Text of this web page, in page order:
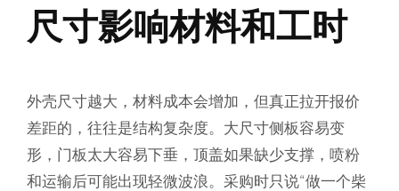
尺寸影响材料和工时
外壳尺寸越大，材料成本会增加，但真正拉开报价
差距的，往往是结构复杂度。大尺寸侧板容易变
形，门板太大容易下垂，顶盖如果缺少支撑，喷粉
和运输后可能出现轻微波浪。采购时只说“做一个柴